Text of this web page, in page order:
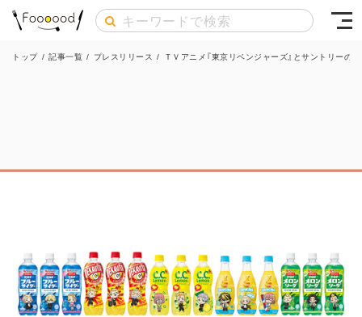
トップ / 記事一覧 / プレスリリース / ＴＶアニメ『東京リベンジャーズ』とサントリーの